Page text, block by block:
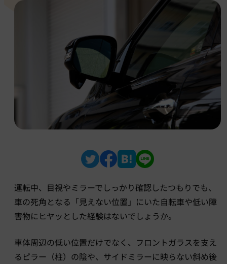
運転中、目視やミラーでしっかり確認したつもりでも、
車の死角となる「見えない位置」にいた自転車や低い障
害物にヒヤッとした経験はないでしょうか。
車体周辺の低い位置だけでなく、フロントガラスを支え
るピラー（柱）の陰や、サイドミラーに映らない斜め後